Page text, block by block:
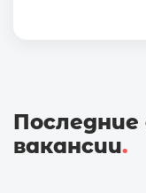
вакансии.